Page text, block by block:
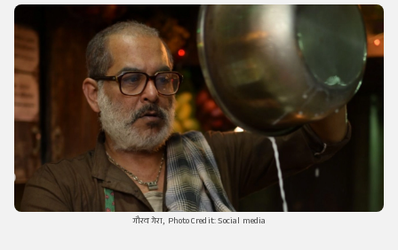
गौरव गेरा, Photo Credit: Social media